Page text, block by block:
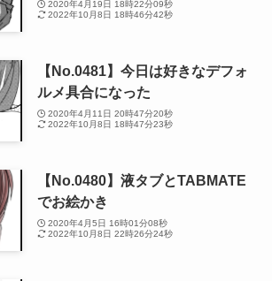
2020年4月19日 18時22分09秒
2022年10月8日 18時46分42秒
【No.0481】今日は好きなデフォ
ルメ具合になった
2020年4月11日 20時47分20秒
2022年10月8日 18時47分23秒
【No.0480】液タブとTABMATE
でお絵かき
2020年4月5日 16時01分08秒
2022年10月8日 22時26分24秒